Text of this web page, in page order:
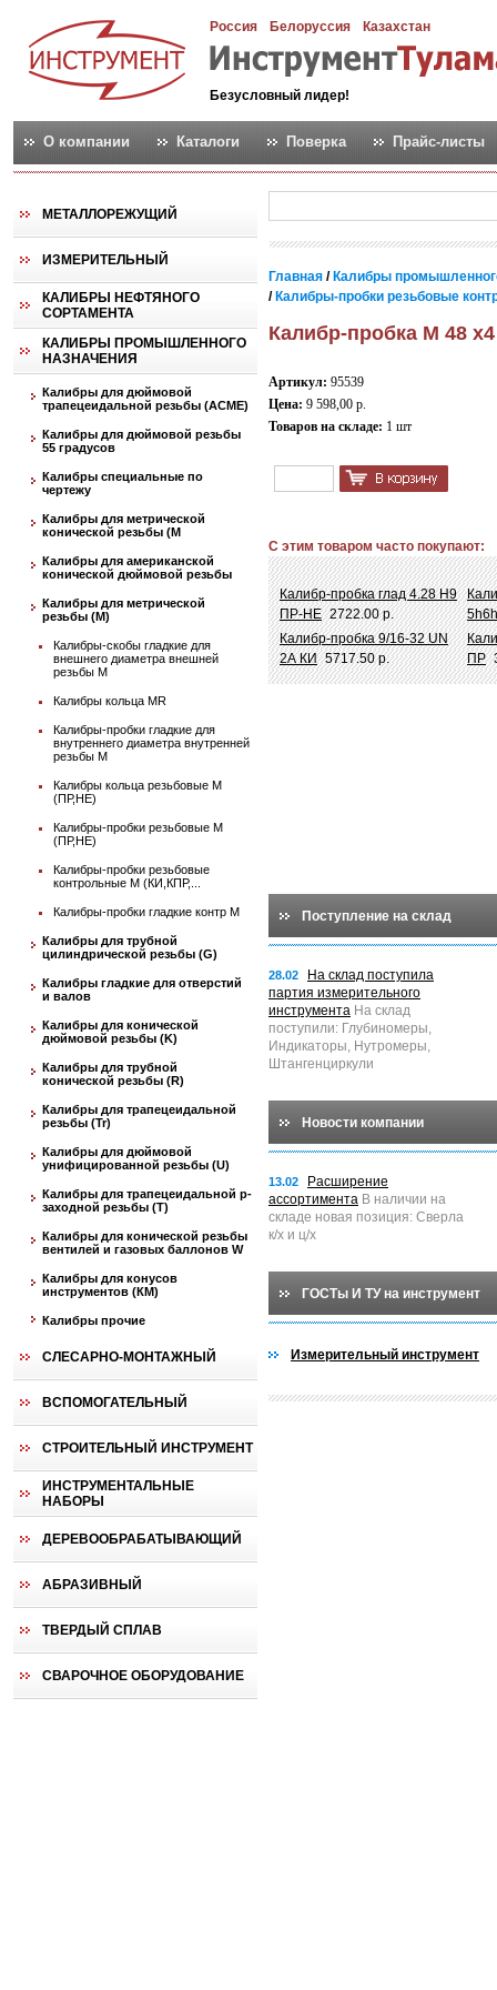
Россия Белоруссия Казахстан
Безусловный лидер!
О компании Каталоги Поверка Прайс-листы
МЕТАЛЛОРЕЖУЩИЙ
ИЗМЕРИТЕЛЬНЫЙ
КАЛИБРЫ НЕФТЯНОГО
СОРТАМЕНТА
КАЛИБРЫ ПРОМЫШЛЕННОГО
НАЗНАЧЕНИЯ
Калибры для дюймовой
трапецеидальной резьбы (АСМЕ)
Калибры для дюймовой резьбы
55 градусов
Калибры специальные по
чертежу
Калибры для метрической
конической резьбы (М
Калибры для американской
конической дюймовой резьбы
Калибры для метрической
резьбы (М)
Калибры-скобы гладкие для
внешнего диаметра внешней
резьбы М
Калибры кольца MR
Калибры-пробки гладкие для
внутреннего диаметра внутренней
резьбы М
Калибры кольца резьбовые М
(ПР,НЕ)
Калибры-пробки резьбовые М
(ПР,НЕ)
Калибры-пробки резьбовые
контрольные М (КИ,КПР,...
Калибры-пробки гладкие контр М
Калибры для трубной
цилиндрической резьбы (G)
Калибры гладкие для отверстий
и валов
Калибры для конической
дюймовой резьбы (K)
Калибры для трубной
конической резьбы (R)
Калибры для трапецеидальной
резьбы (Tr)
Калибры для дюймовой
унифицированной резьбы (U)
Калибры для трапецеидальной p-
заходной резьбы (T)
Калибры для конической резьбы
вентилей и газовых баллонов W
Калибры для конусов
инструментов (КМ)
Калибры прочие
СЛЕСАРНО-МОНТАЖНЫЙ
ВСПОМОГАТЕЛЬНЫЙ
СТРОИТЕЛЬНЫЙ ИНСТРУМЕНТ
ИНСТРУМЕНТАЛЬНЫЕ
НАБОРЫ
ДЕРЕВООБРАБАТЫВАЮЩИЙ
АБРАЗИВНЫЙ
ТВЕРДЫЙ СПЛАВ
СВАРОЧНОЕ ОБОРУДОВАНИЕ
Главная / Калибры
/ Калибры-пробки резьбовые
Калибр-пробка М 48
Артикул: 95539
Цена: 9 598,00 р.
Товаров на складе: 1 шт
С этим товаром часто покупают:
Калибр-пробка глад 4.28 Н9
ПР-НЕ 2722.00 р.
Калибр-пробка 9/16-32 UN
2А КИ 5717.50 р.
ПР
Поступление на склад
28.02
На склад поступила
партия измерительного
инструмента На склад
поступили: Глубиномеры,
Индикаторы, Нутромеры,
Штангенциркули
Новости компании
13.02
Расширение
ассортимента В наличии на
складе новая позиция: Сверла
к/х и ц/х
ГОСТы И ТУ на инструмент
Измерительный инструмент